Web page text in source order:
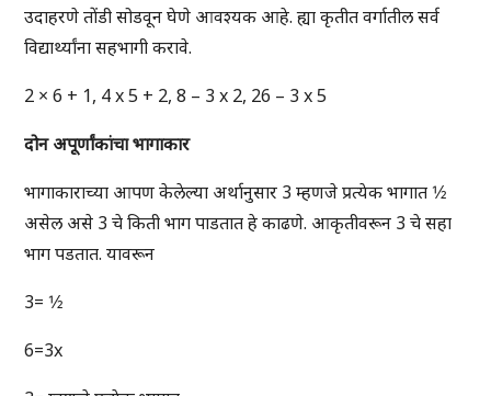
उदाहरणे तोंडी सोडवून घेणे आवश्यक आहे. ह्या कृतीत वर्गातील सर्व
विद्यार्थ्यांना सहभागी करावे.
2 × 6 + 1, 4 x 5 + 2, 8 – 3 x 2, 26 – 3 x 5
दोन अपूर्णांकांचाभागाकार
भागाकाराच्या आपण केलेल्या अर्थानुसार 3 म्हणजे प्रत्येक भागात 1⁄2
असेल असे 3 चे किती भाग पाडतात हे काढणे. आकृतीवरून 3 चे सहा
भाग पडतात. यावरून
3= 1⁄2
6=3x